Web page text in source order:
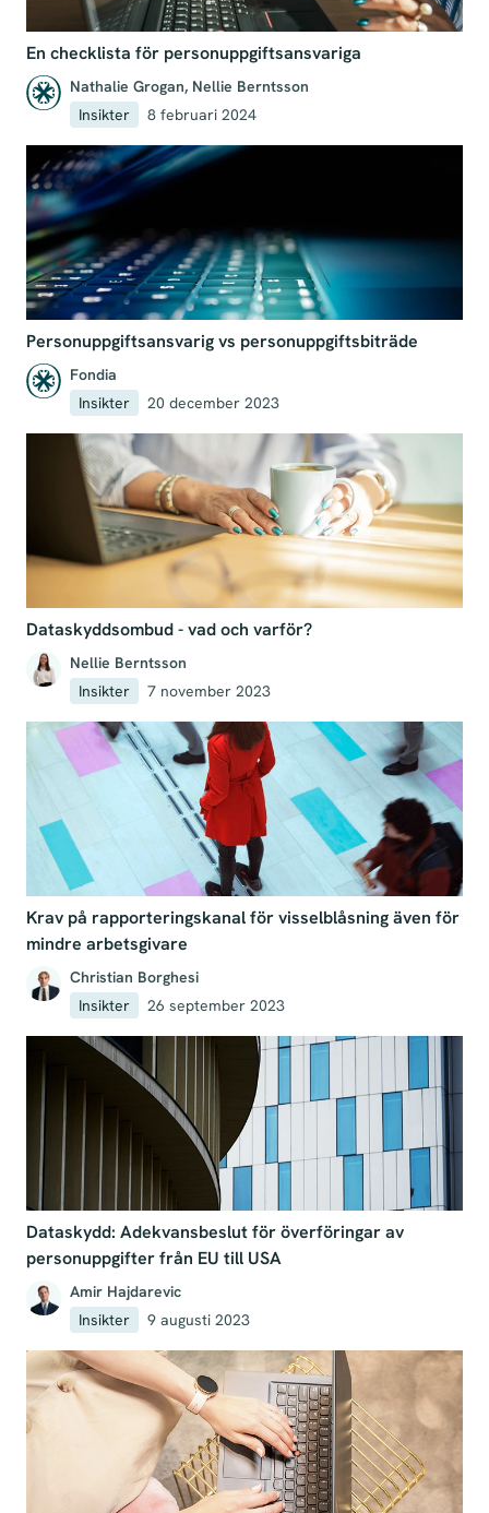
En checklista för personuppgiftsansvariga
Nathalie Grogan, Nellie Berntsson
Insikter
8 februari 2024
Personuppgiftsansvarig vs personuppgiftsbiträde
Fondia
Insikter
20 december 2023
Dataskyddsombud - vad och varför?
Nellie Berntsson
Insikter
7 november 2023
Krav på rapporteringskanal för visselblåsning även för
mindre arbetsgivare
Christian Borghesi
Insikter
26 september 2023
Dataskydd: Adekvansbeslut för överföringar av
personuppgifter från EU till USA
Amir Hajdarevic
Insikter
9 augusti 2023